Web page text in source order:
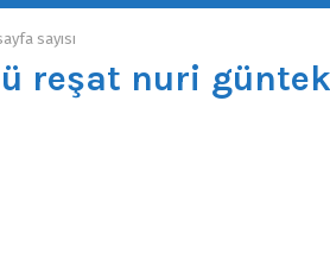
sayısı
reşat nuri